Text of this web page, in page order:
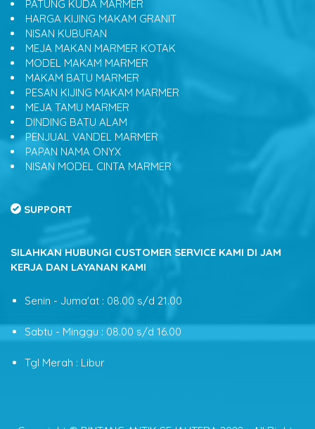
PATUNG KUDA MARMER
HARGA KIJING MAKAM GRANIT
NISAN KUBURAN
MEJA MAKAN MARMER KOTAK
MODEL MAKAM MARMER
MAKAM BATU MARMER
PESAN KIJING MAKAM MARMER
MEJA TAMU MARMER
DINDING BATU ALAM
PENJUAL VANDEL MARMER
PAPAN NAMA ONYX
NISAN MODEL CINTA MARMER
SUPPORT
SILAHKAN HUBUNGI CUSTOMER SERVICE KAMI DI JAM
KERJA DAN LAYANAN KAMI
Senin - Juma'at : 08.00 s/d 21.00
Sabtu - Minggu : 08.00 s/d 16.00
Tgl Merah : Libur